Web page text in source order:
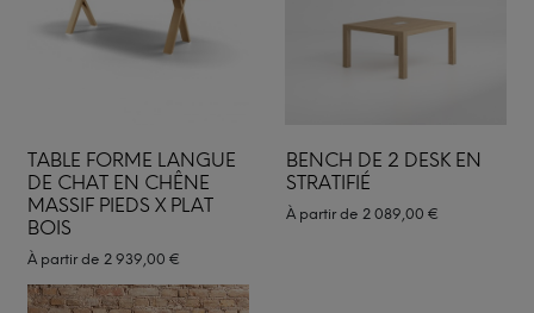
TABLE FORME LANGUE
DE CHAT EN CHÊNE
MASSIF PIEDS X PLAT
BOIS
À partir de 2 939,00 €
BENCH DE 2 DESK EN
STRATIFIÉ
À partir de 2 089,00 €